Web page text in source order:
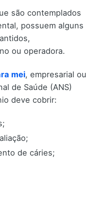
são contemplados
possuem alguns
ou operadora.
mei, empresarial ou
de Saúde (ANS)
deve cobrir:
de cáries;